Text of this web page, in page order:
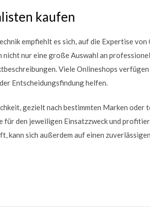
kaufen
empfiehlt es sich, auf die Expertise
nur eine große Auswahl an
Viele Onlineshops verfügen
Entscheidungsfindung helfen.
gezielt nach bestimmten Marken oder
für den jeweiligen Einsatzzweck und
kann sich außerdem auf einen